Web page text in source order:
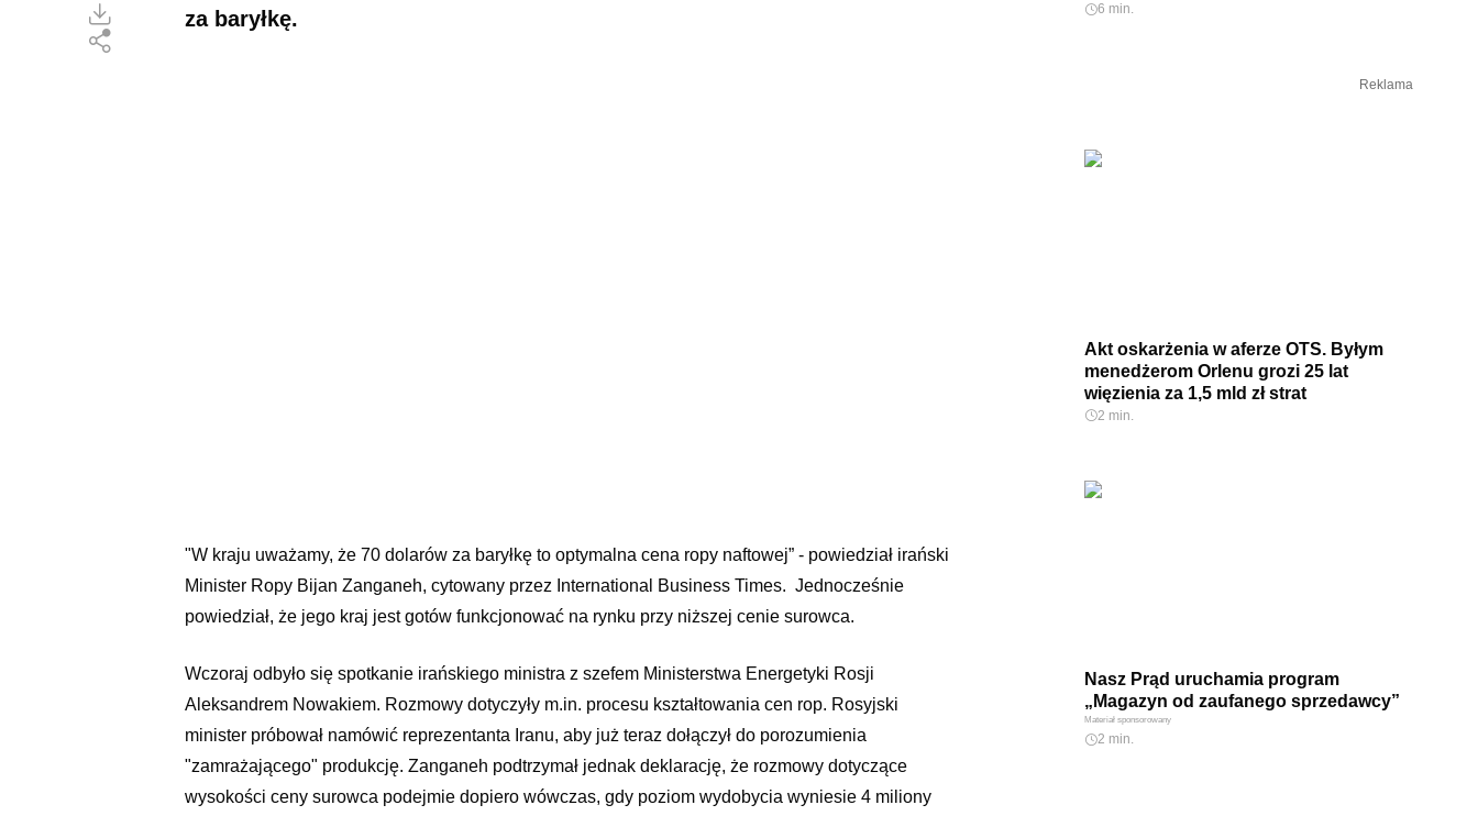
za baryłkę.
"W kraju uważamy, że 70 dolarów za baryłkę to optymalna cena ropy naftowej” - powiedział irański
Minister Ropy Bijan Zanganeh, cytowany przez International Business Times. Jednocześnie
powiedział, że jego kraj jest gotów funkcjonować na rynku przy niższej cenie surowca.
Wczoraj odbyło się spotkanie irańskiego ministra z szefem Ministerstwa Energetyki Rosji
Aleksandrem Nowakiem. Rozmowy dotyczyły m.in. procesu kształtowania cen rop. Rosyjski
minister próbował namówić reprezentanta Iranu, aby już teraz dołączył do porozumienia
"zamrażającego" produkcję. Zanganeh podtrzymał jednak deklarację, że rozmowy dotyczące
wysokości ceny surowca podejmie dopiero wówczas, gdy poziom wydobycia wyniesie 4 miliony
6 min.
Reklama
Akt oskarżenia w aferze OTS. Byłym
menedżerom Orlenu grozi 25 lat
więzienia za 1,5 mld zł strat
2 min.
Nasz Prąd uruchamia program
„Magazyn od zaufanego sprzedawcy”
Materiał sponsorowany
2 min.